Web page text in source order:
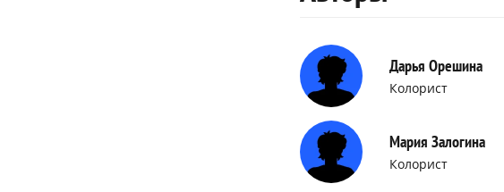
Дарья Орешина
Колорист
Мария Залогина
Колорист